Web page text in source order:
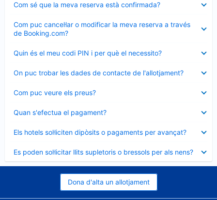
Com sé que la meva reserva està confirmada?
tancat
Com puc cancel·lar o modificar la meva reserva a través
de Booking.com?
tancat
Quin és el meu codi PIN i per què el necessito?
tancat
On puc trobar les dades de contacte de l'allotjament?
tancat
Com puc veure els preus?
tancat
Quan s'efectua el pagament?
tancat
Els hotels sol·liciten dipòsits o pagaments per avançat?
tancat
Es poden sol·licitar llits supletoris o bressols per als nens?
tancat
Dona d'alta un allotjament